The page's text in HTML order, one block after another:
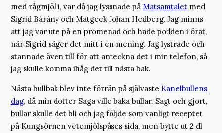
med rågmjöl i, var då jag lyssnade på Matsamtalet med
Sigrid Bárány och Matgeek Johan Hedberg. Jag minns
att jag var ute på en promenad och hade podden i örat,
när Sigrid säger det mitt i en mening. Jag lystrade och
stannade även till för att anteckna det i min telefon, så
jag skulle komma ihåg det till nästa bak.
Nästa bullbak blev inte förrän på självaste Kanelbullens
dag, då min dotter Saga ville baka bullar. Sagt och gjort,
bullar skulle det bli och jag följde som vanligt receptet
på Kungsörnen vetemjölspåses sida, men bytte ut 2 dl